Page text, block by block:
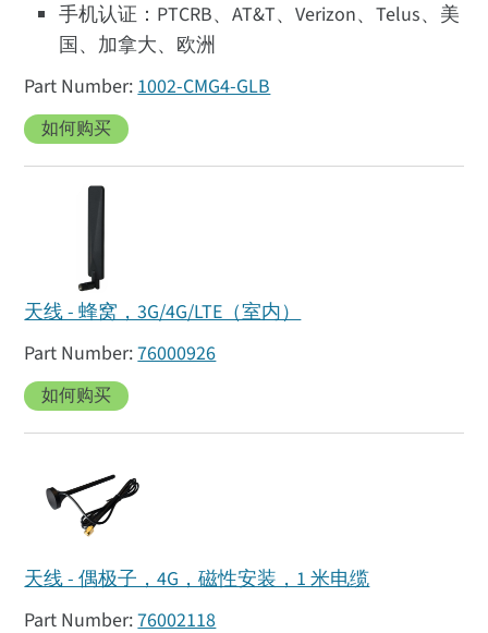
手机认证：PTCRB、AT&T、Verizon、Telus、美
国、加拿大、欧洲
1002-CMG4-GLB
如何购买
天线 - 蜂窝，3G/4G/LTE（室内）
76000926
如何购买
天线 - 偶极子，4G，磁性安装，1 米电缆
76002118